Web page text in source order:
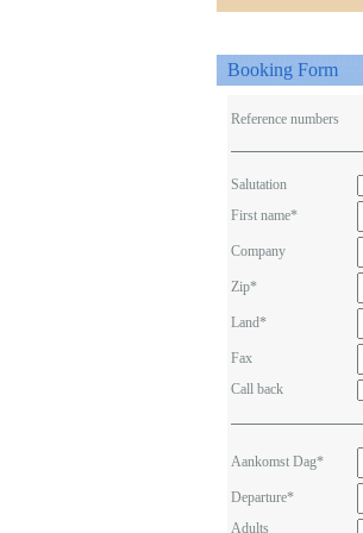
Booking Form
Reference numbers
Salutation
First name*
Company
Zip*
Land*
Fax
Call back
Aankomst Dag*
Departure*
Adults